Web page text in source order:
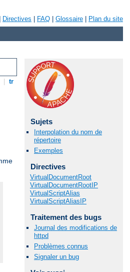
Directives FAQ Glossaire Plan du site
tr
Sujets
Interpolation du nom de
répertoire
Exemples
Directives
VirtualDocumentRoot
VirtualDocumentRootIP
VirtualScriptAlias
VirtualScriptAliasIP
Traitement des bugs
Journal des modifications de
httpd
Problèmes connus
Signaler un bug